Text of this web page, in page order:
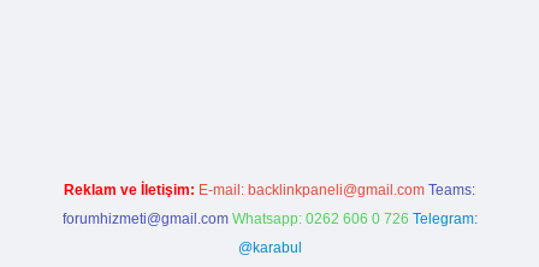
Reklam ve İletişim: E-mail: backlinkpaneli@gmail.com Teams:
forumhizmeti@gmail.com Whatsapp: 0262 606 0 726 Telegram:
@karabul